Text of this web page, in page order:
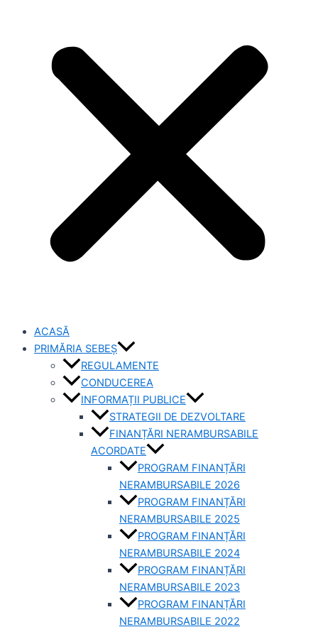
ACASĂ
PRIMĂRIA SEBEȘ
REGULAMENTE
CONDUCEREA
INFORMAȚII PUBLICE
STRATEGII DE DEZVOLTARE
FINANȚĂRI NERAMBURSABILE
ACORDATE
PROGRAM FINANȚĂRI
NERAMBURSABILE 2026
PROGRAM FINANȚĂRI
NERAMBURSABILE 2025
PROGRAM FINANȚĂRI
NERAMBURSABILE 2024
PROGRAM FINANȚĂRI
NERAMBURSABILE 2023
PROGRAM FINANȚĂRI
NERAMBURSABILE 2022